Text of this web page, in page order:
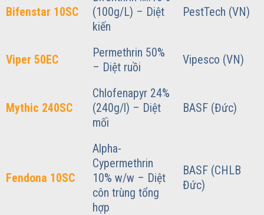
Bifenstar 10SC
(100g/L) – Diệt
kiến
PestTech (VN)
Viper 50EC
Permethrin 50%
– Diệt ruồi
Vipesco (VN)
Mythic 240SC
Chlofenapyr 24%
(240g/l) – Diệt
mối
BASF (Đức)
Fendona 10SC
Alpha-
Cypermethrin
10% w/w – Diệt
côn trùng tổng
hợp
BASF (CHLB
Đức)